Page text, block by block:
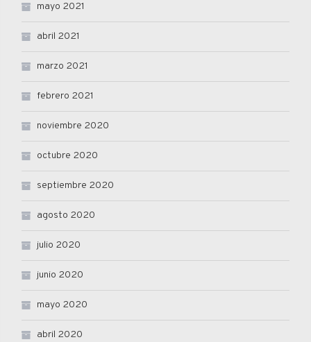
mayo 2021
abril 2021
marzo 2021
febrero 2021
noviembre 2020
octubre 2020
septiembre 2020
agosto 2020
julio 2020
junio 2020
mayo 2020
abril 2020